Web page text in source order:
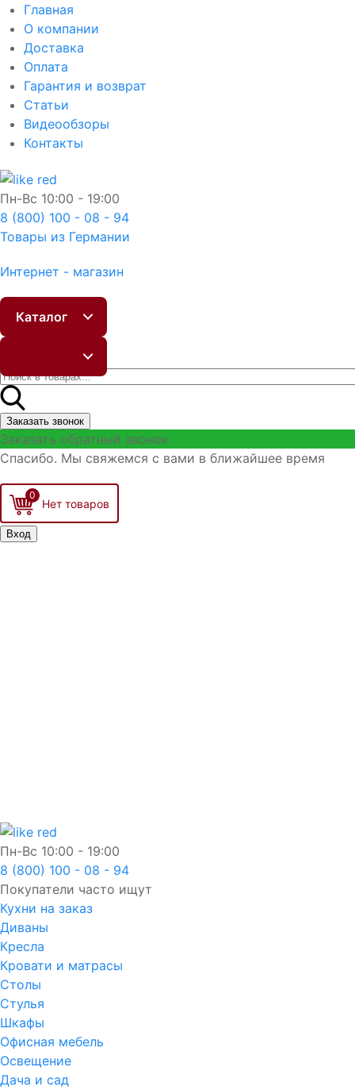
Главная
О компании
Доставка
Оплата
Гарантия и возврат
Статьи
Видеообзоры
Контакты
Пн-Вс 10:00 - 19:00
8 (800) 100 - 08 - 94
Товары из Германии
Интернет - магазин
Каталог
Заказать звонок
Заказать обратный звонок
Спасибо. Мы свяжемся с вами в ближайшее время
0
Вход
Пн-Вс 10:00 - 19:00
8 (800) 100 - 08 - 94
Покупатели часто ищут
Кухни на заказ
Диваны
Кресла
Кровати и матрасы
Столы
Стулья
Шкафы
Офисная мебель
Освещение
Дача и сад